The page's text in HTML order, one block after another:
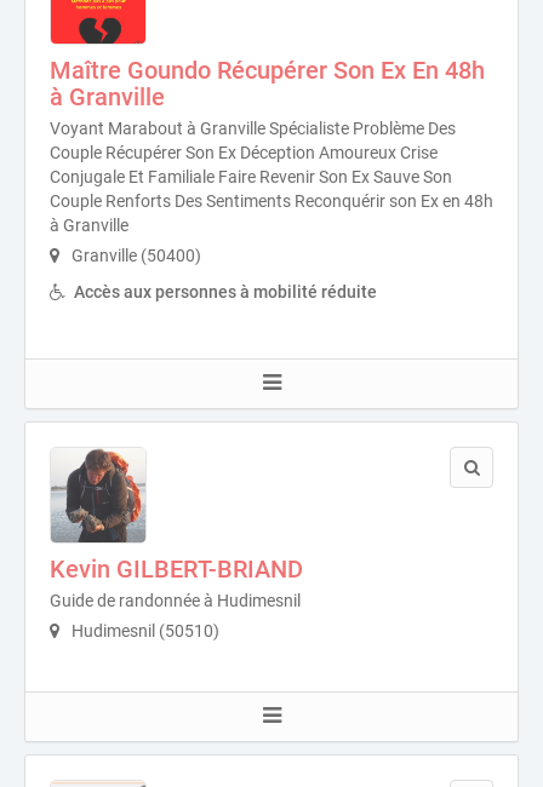
Maître Goundo Récupérer Son Ex En 48h
à Granville
Voyant Marabout à Granville Spécialiste Problème Des
Couple Récupérer Son Ex Déception Amoureux Crise
Conjugale Et Familiale Faire Revenir Son Ex Sauve Son
Couple Renforts Des Sentiments Reconquérir son Ex en 48h
à Granville
Granville (50400)
Accès aux personnes à mobilité réduite
Kevin GILBERT-BRIAND
Guide de randonnée à Hudimesnil
Hudimesnil (50510)